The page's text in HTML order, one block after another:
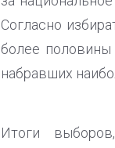
Согласно
более половины
набравших
Итоги